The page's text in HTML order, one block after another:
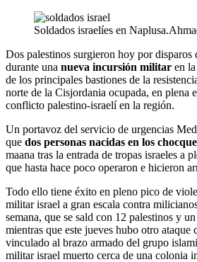
Soldados israelíes en Naplusa.
Dos palestinos surgieron hoy por disparos
durante una nueva incursión militar en
de los principales bastiones de la
norte de la Cisjordania ocupada, en plena
conflicto palestino-israelí en la región.
Un portavoz del servicio de urgencias
que dos personas nacidas en los
maana tras la entrada de tropas israeles a
que hasta hace poco operaron e hicieron
Todo ello tiene éxito en pleno pico de
militar israel a gran escala contra
semana, que se sald con 12 palestinos y
mientras que este jueves hubo otro
vinculado al brazo armado del grupo
militar israel muerto cerca de una colonia